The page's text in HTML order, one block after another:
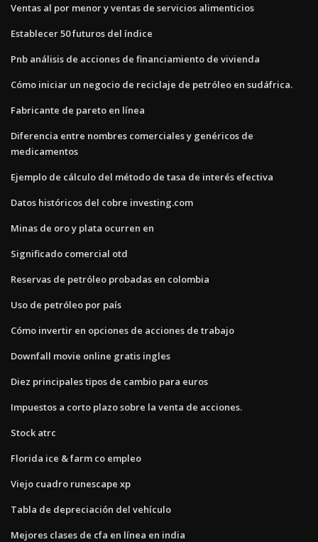
Ventas al por menor y ventas de servicios alimenticios
Establecer 50 futuros del índice
Pnb análisis de acciones de financiamiento de vivienda
Cómo iniciar un negocio de reciclaje de petróleo en sudáfrica.
Fabricante de pareto en línea
Diferencia entre nombres comerciales y genéricos de
medicamentos
Ejemplo de cálculo del método de tasa de interés efectiva
Datos históricos del cobre investing.com
Minas de oro y plata ocurren en
Significado comercial otd
Reservas de petróleo probadas en colombia
Uso de petróleo por país
Cómo invertir en opciones de acciones de trabajo
Downfall movie online gratis ingles
Diez principales tipos de cambio para euros
Impuestos a corto plazo sobre la venta de acciones.
Stock atrc
Florida ice & farm co empleo
Viejo cuadro runescape xp
Tabla de depreciación del vehículo
Mejores clases de cfa en línea en india